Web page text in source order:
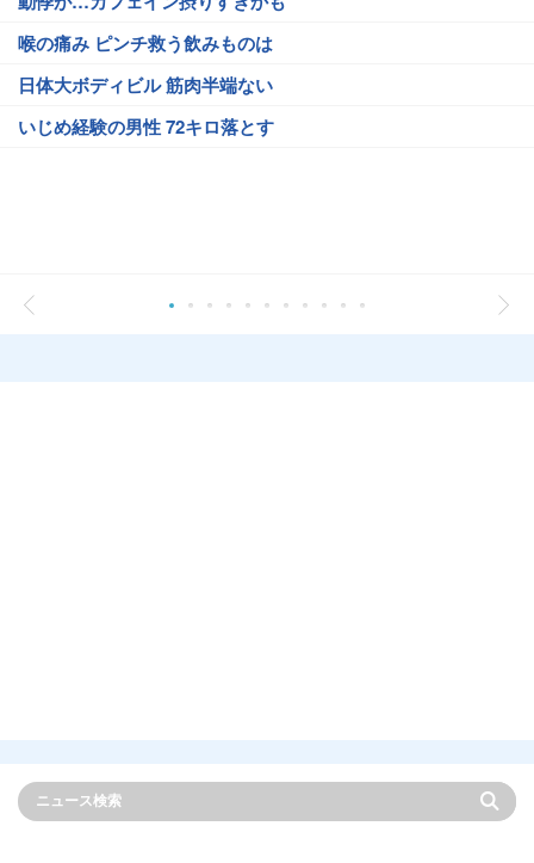
喉の痛み ピンチ救う飲みものは
日体大ボディビル 筋肉半端ない
いじめ経験の男性 72キロ落とす